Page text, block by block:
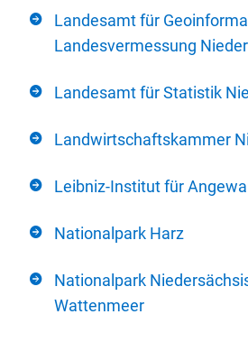
Landesamt für
Landesvermessung
Landesamt für Statistik
Landwirtschaftskammer
Leibniz-Institut für
Nationalpark Harz
Nationalpark
Wattenmeer